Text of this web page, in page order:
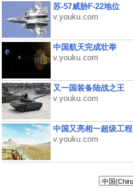
苏-57威胁F-22地位
v.youku.com
中国航天完成壮举
v.youku.com
又一国装备陆战之王
v.youku.com
中国又亮相一超级工程
v.youku.com